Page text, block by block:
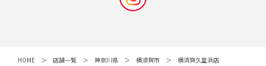
HOME 店舗一覧 神奈川県 横須賀市 横須賀久里浜店